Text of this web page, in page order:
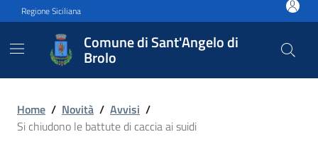
Vai ai contenuti
Vai al footer
Regione Siciliana
Comune di Sant'Angelo di
Brolo
Si chiudono le battute di
Home / Novità / Avvisi /
Si chiudono le battute di caccia ai suidi